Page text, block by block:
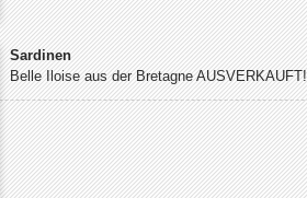
Sardinen
Belle Iloise aus der Bretagne AUSVERKAUFT!